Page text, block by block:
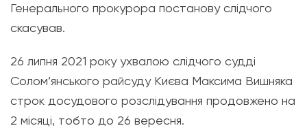
Генерального прокурора постанову слідчого
скасував.
26 липня 2021 року ухвалою слідчого судді
Солом’янського райсуду Києва Максима Вишняка
строк досудового розслідування продовжено на
2 місяці, тобто до 26 вересня.